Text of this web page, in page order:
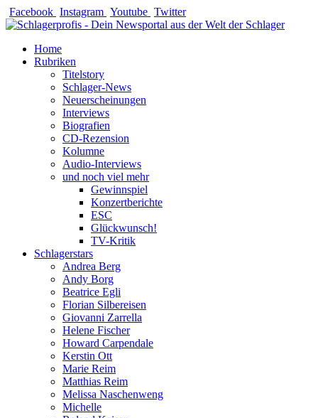
Zum
Inhalt
Facebook Instagram Youtube Twitter
Home
Rubriken
Titelstory
Schlager-News
Neuerscheinungen
Interviews
Biografien
CD-Rezension
Kolumne
Audio-Interviews
und noch viel mehr
Gewinnspiel
Konzertberichte
ESC
Glückwunsch!
TV-Kritik
Schlagerstars
Andrea Berg
Andy Borg
Beatrice Egli
Florian Silbereisen
Giovanni Zarrella
Helene Fischer
Howard Carpendale
Kerstin Ott
Marie Reim
Matthias Reim
Melissa Naschenweng
Michelle